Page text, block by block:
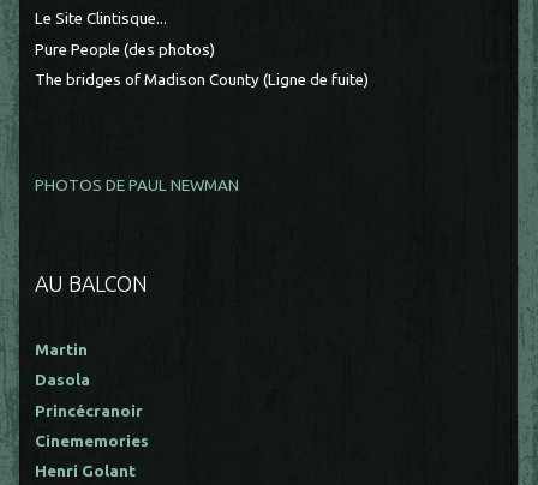
Le Site Clintisque...
Pure People (des photos)
The bridges of Madison County (Ligne de fuite)
PHOTOS DE PAUL NEWMAN
AU BALCON
Martin
Dasola
Princécranoir
Cinememories
Henri Golant